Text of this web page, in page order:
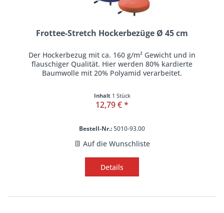
Frottee-Stretch Hockerbezüge Ø 45 cm
Der Hockerbezug mit ca. 160 g/m² Gewicht und in
flauschiger Qualität. Hier werden 80% kardierte
Baumwolle mit 20% Polyamid verarbeitet.
Inhalt 1 Stück
12,79 € *
Bestell-Nr.:5010-93.00
Auf die Wunschliste
Details